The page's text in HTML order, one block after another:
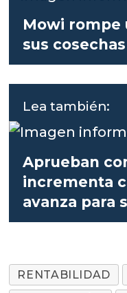
Mowi rompe
sus
Lea también:
Aprueban
incrementa
avanza para
toneladas
RENTABILIDAD